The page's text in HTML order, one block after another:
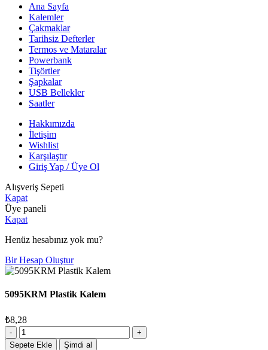
Ana Sayfa
Kalemler
Çakmaklar
Tarihsiz Defterler
Termos ve Mataralar
Powerbank
Tişörtler
Şapkalar
USB Bellekler
Saatler
Hakkımızda
İletişim
Wishlist
Karşılaştır
Giriş Yap / Üye Ol
Alışveriş Sepeti
Kapat
Üye paneli
Kapat
Henüz hesabınız yok mu?
Bir Hesap Oluştur
5095KRM Plastik Kalem
₺8,28
5095KRM
Plastik
Sepete Ekle Şimdi al